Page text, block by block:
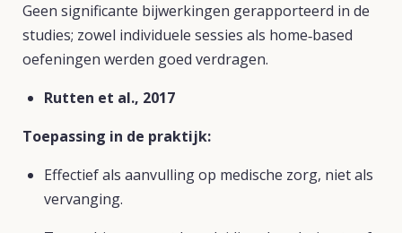
Geen significante bijwerkingen gerapporteerd in de
studies; zowel individuele sessies als home‑based
oefeningen werden goed verdragen.
Rutten et al., 2017
Toepassing in de praktijk:
Effectief als aanvulling op medische zorg, niet als
vervanging.